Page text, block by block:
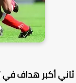
أكبر هداف في